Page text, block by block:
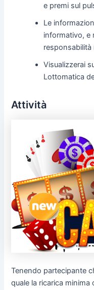
e premi sul
Le
informativo, e
responsabilità
Visualizzerai
Lottomatica
Attività
Tenendo partecipante
quale la ricarica